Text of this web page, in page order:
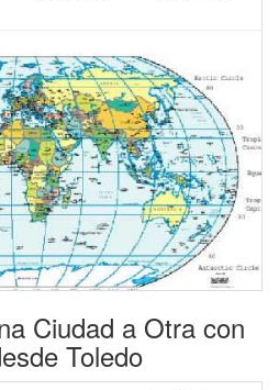
Ciudad a Otra con
Toledo